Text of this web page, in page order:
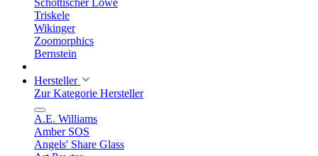
Schottischer Löwe
Triskele
Wikinger
Zoomorphics
Bernstein
Hersteller
Zur Kategorie Hersteller
A.E. Williams
Amber SOS
Angels' Share Glass